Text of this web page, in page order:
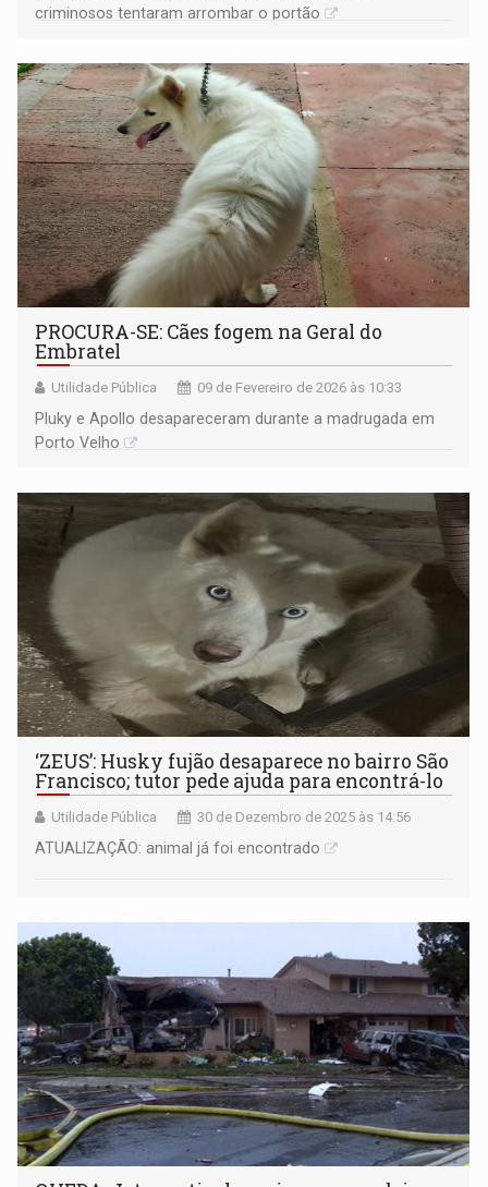
criminosos tentaram arrombar o portão
PROCURA-SE: Cães fogem na Geral do
Embratel
Utilidade Pública 09 de Fevereiro de 2026 às 10:33
Pluky e Apollo desapareceram durante a madrugada em
Porto Velho
‘ZEUS’: Husky fujão desaparece no bairro São
Francisco; tutor pede ajuda para encontrá-lo
Utilidade Pública 30 de Dezembro de 2025 às 14:56
ATUALIZAÇÃO: animal já foi encontrado